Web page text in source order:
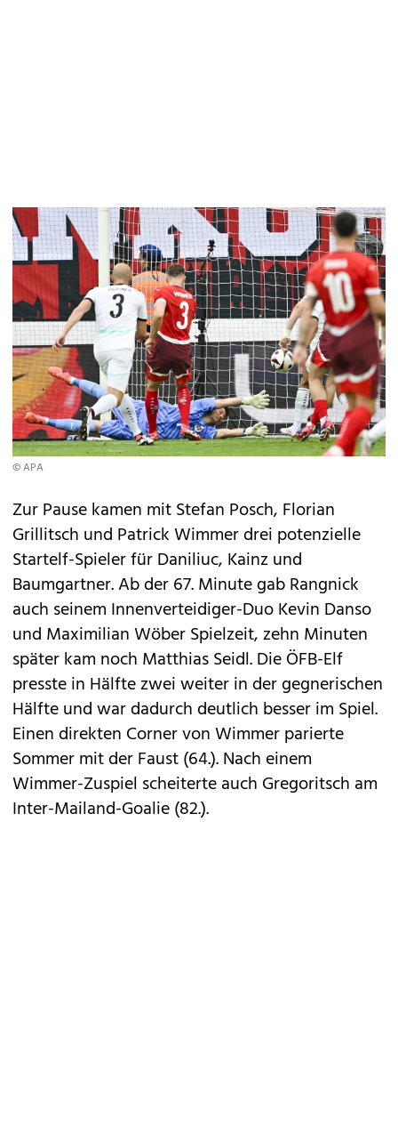
© APA
Zur Pause kamen mit Stefan Posch, Florian
Grillitsch und Patrick Wimmer drei potenzielle
Startelf-Spieler für Daniliuc, Kainz und
Baumgartner. Ab der 67. Minute gab Rangnick
auch seinem Innenverteidiger-Duo Kevin Danso
und Maximilian Wöber Spielzeit, zehn Minuten
später kam noch Matthias Seidl. Die ÖFB-Elf
presste in Hälfte zwei weiter in der gegnerischen
Hälfte und war dadurch deutlich besser im Spiel.
Einen direkten Corner von Wimmer parierte
Sommer mit der Faust (64.). Nach einem
Wimmer-Zuspiel scheiterte auch Gregoritsch am
Inter-Mailand-Goalie (82.).